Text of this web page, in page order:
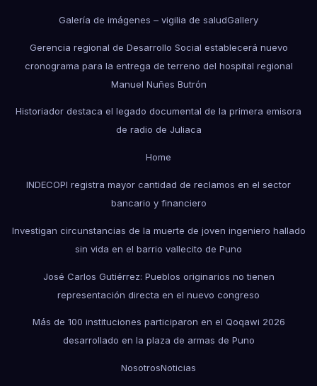
Galería de imágenes – vigilia de saludGallery
Gerencia regional de Desarrollo Social establecerá nuevo
cronograma para la entrega de terreno del hospital regional
Manuel Nuñes Butrón
Historiador destaca el legado documental de la primera emisora
de radio de Juliaca
Home
INDECOPI registra mayor cantidad de reclamos en el sector
bancario y financiero
Investigan circunstancias de la muerte de joven ingeniero hallado
sin vida en el barrio vallecito de Puno
José Carlos Gutiérrez: Pueblos originarios no tienen
representación directa en el nuevo congreso
Más de 100 instituciones participaron en el Qoqawi 2026
desarrollado en la plaza de armas de Puno
NosotrosNoticias